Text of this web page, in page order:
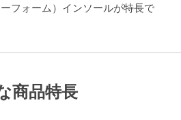
フォーム）インソールが特長で
商品特長